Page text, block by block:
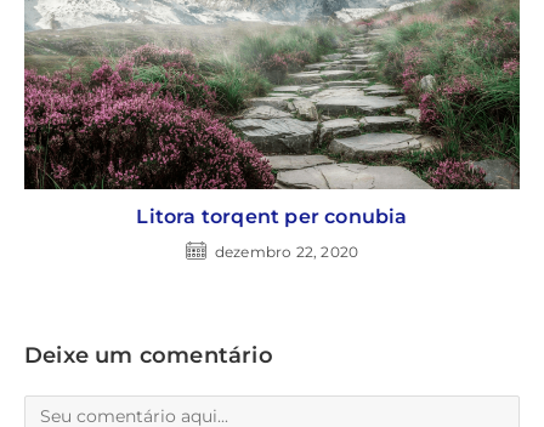
Litora torqent per conubia
dezembro 22, 2020
Deixe um comentário